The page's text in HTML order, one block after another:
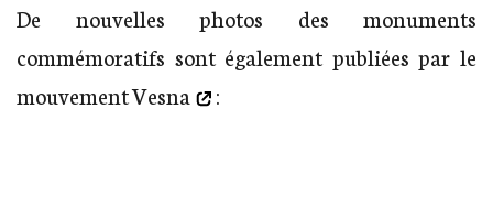
De nouvelles photos des monuments
commémoratifs sont également publiées par le
mouvement Vesna
: